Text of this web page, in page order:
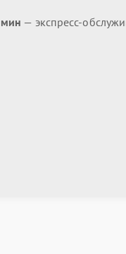
— экспресс-